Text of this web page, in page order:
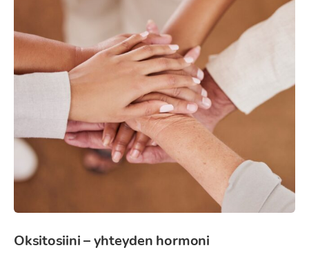
Oksitosiini – yhteyden hormoni